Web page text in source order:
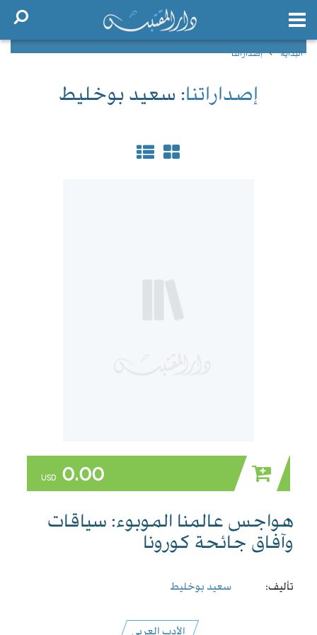
البداية إصداراتنا
إصداراتنا: سعيد بوخليط
0.00
USD
هواجس عالمنا الموبوء: سياقات
وآفاق جائحة كورونا
تأليف: سعيد بوخليط